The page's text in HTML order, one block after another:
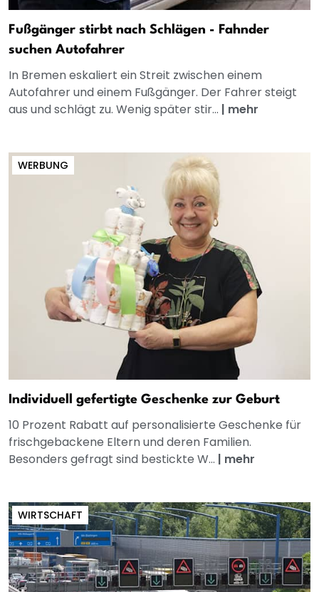
Fußgänger stirbt nach Schlägen - Fahnder
suchen Autofahrer
In Bremen eskaliert ein Streit zwischen einem
Autofahrer und einem Fußgänger. Der Fahrer steigt
aus und schlägt zu. Wenig später stir... | mehr
WERBUNG
Individuell gefertigte Geschenke zur Geburt
10 Prozent Rabatt auf personalisierte Geschenke für
frischgebackene Eltern und deren Familien.
Besonders gefragt sind bestickte W... | mehr
WIRTSCHAFT